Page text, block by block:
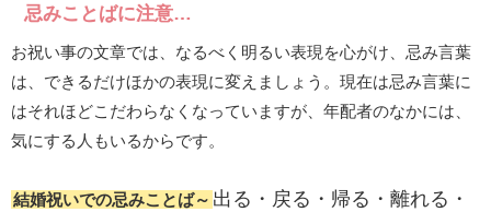
忌みことばに注意…
お祝い事の文章では、なるべく明るい表現を心がけ、忌み言葉
は、できるだけほかの表現に変えましょう。現在は忌み言葉に
はそれほどこだわらなくなっていますが、年配者のなかには、
気にする人もいるからです。
結婚祝いでの忌みことば～ 出る・戻る・帰る・離れる・